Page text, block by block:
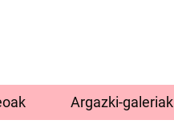
Argazki-galeriak